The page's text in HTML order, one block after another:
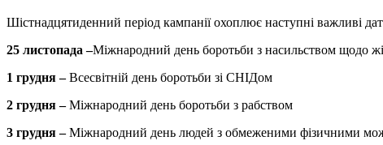
Шістнадцятиденний період кампанії охоплює наступні важливі
25 листопада –Міжнародний день боротьби з насильством щодо
1 грудня –Всесвітній день боротьби зі СНІДом
2 грудня –Міжнародний день боротьби з рабством
3 грудня –Міжнародний день людей з обмеженими фізичними